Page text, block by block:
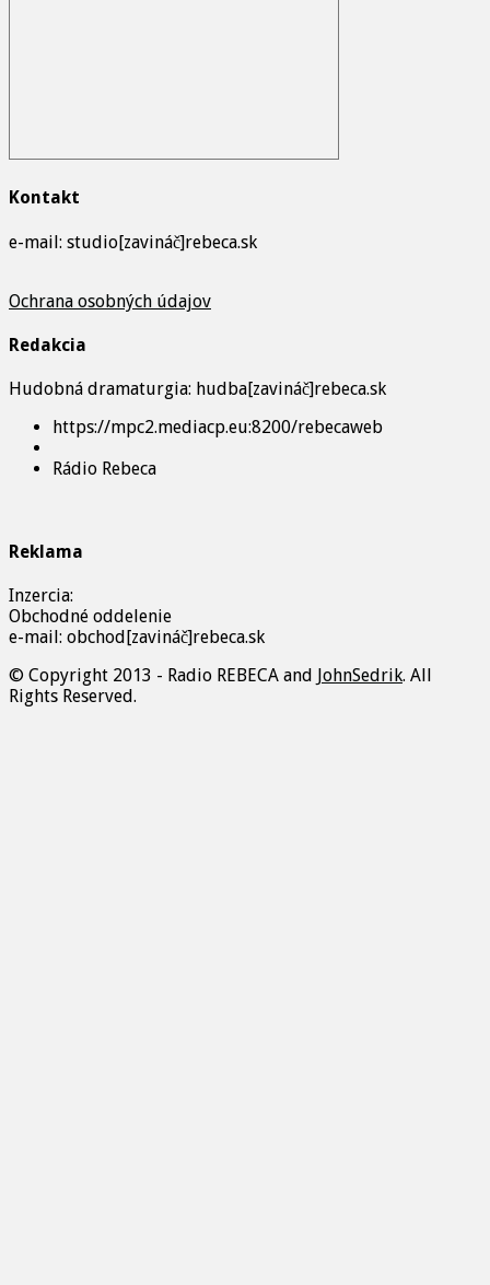
Kontakt
e-mail: studio[zavináč]rebeca.sk
Ochrana osobných údajov
Redakcia
Hudobná dramaturgia: hudba[zavináč]rebeca.sk
https://mpc2.mediacp.eu:8200/rebecaweb
Rádio Rebeca
Reklama
Inzercia:
Obchodné oddelenie
e-mail: obchod[zavináč]rebeca.sk
© Copyright 2013 - Radio REBECA and JohnSedrik. All
Rights Reserved.